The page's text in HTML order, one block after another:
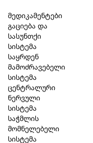
მედიკამენტები
გაციება და
სასუნთქი
სისტემა
საყრდენ
მამოძრავებელი
სისტემა
ცენტრალური
ნერვული
სისტემა
საჭმლის
მომნელებელი
სისტემა